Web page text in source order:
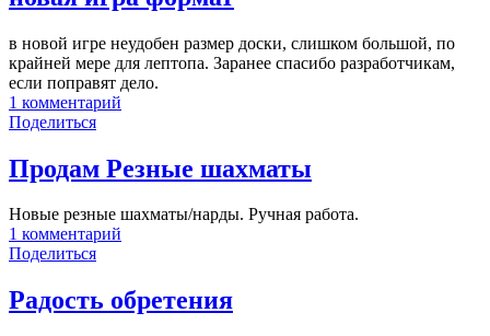
в новой игре неудобен размер доски, слишком большой, по
крайней мере для лептопа. Заранее спасибо разработчикам,
если поправят дело.
1 комментарий
Поделиться
Продам Резные шахматы
Новые резные шахматы/нарды. Ручная работа.
1 комментарий
Поделиться
Радость обретения